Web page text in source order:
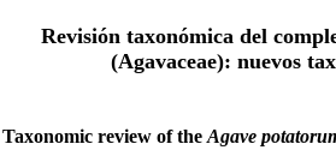
Revisión taxonómica del
(Agavaceae): nuevos
Taxonomic review of the Agave